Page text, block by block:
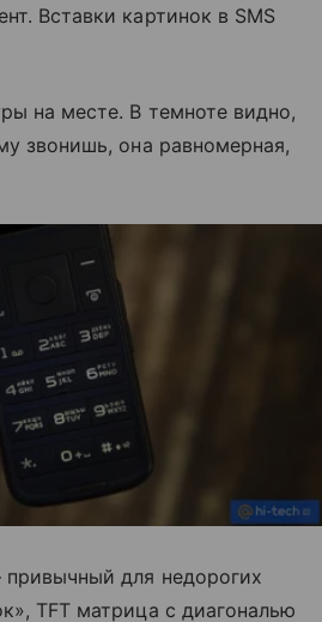
Вставки картинок в SMS
на месте. В темноте видно,
звонишь, она равномерная,
для недорогих
TFT матрица с диагональю